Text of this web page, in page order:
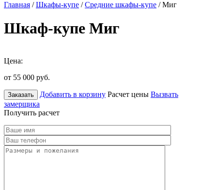
Главная /Шкафы-купе /Средние шкафы-купе / Миг
Шкаф-купе Миг
Цена:
от 55 000 руб.
Заказать Добавить в корзину Расчет цены Вызвать
замерщика
Получить расчет